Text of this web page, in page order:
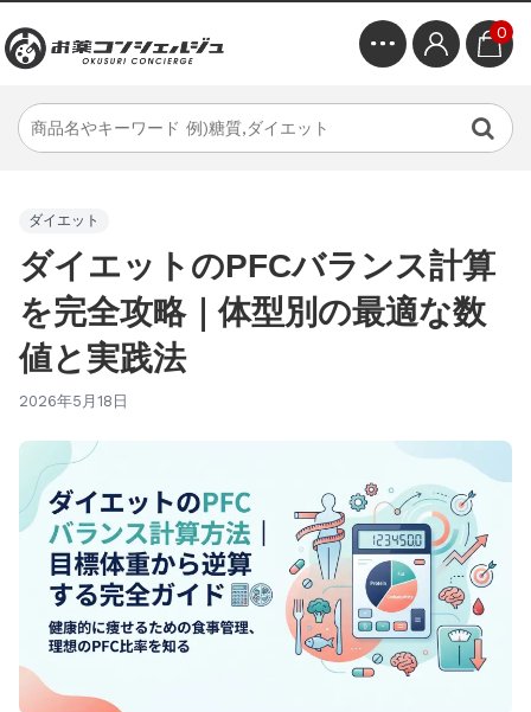
0
ダイエット
ダイエットのPFCバランス計算
を完全攻略｜体型別の最適な数
値と実践法
2026年5月18日